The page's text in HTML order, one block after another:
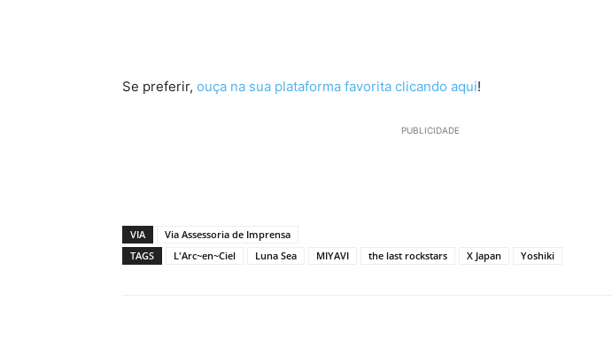
Se preferir, ouça na sua plataforma favorita clicando aqui!
PUBLICIDADE
VIA
Via Assessoria de Imprensa
TAGS
L'Arc~en~Ciel Luna Sea MIYAVI the last rockstars X Japan Yoshiki